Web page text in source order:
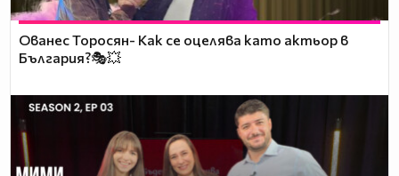
Ованес Торосян- Как се оцелява като актьор в
България?🎭💥